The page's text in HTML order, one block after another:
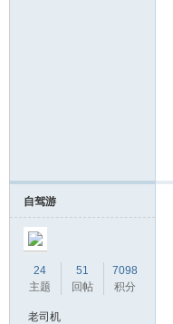
自驾游
24
主题
51
回帖
7098
积分
老司机